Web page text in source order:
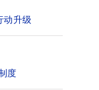
动升级
度